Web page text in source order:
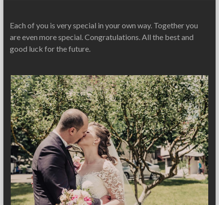
Each of you is very special in your own way. Together you
are even more special. Congratulations. All the best and
good luck for the future.